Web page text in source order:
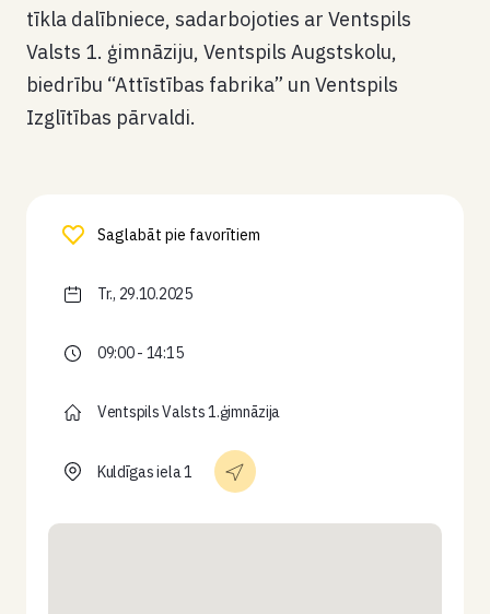
tīkla dalībniece, sadarbojoties ar Ventspils
Valsts 1. ģimnāziju, Ventspils Augstskolu,
biedrību “Attīstības fabrika” un Ventspils
Izglītības pārvaldi.
Saglabāt pie favorītiem
Tr., 29.10.2025
09:00 - 14:15
Ventspils Valsts 1.ģimnāzija
Kuldīgas iela 1